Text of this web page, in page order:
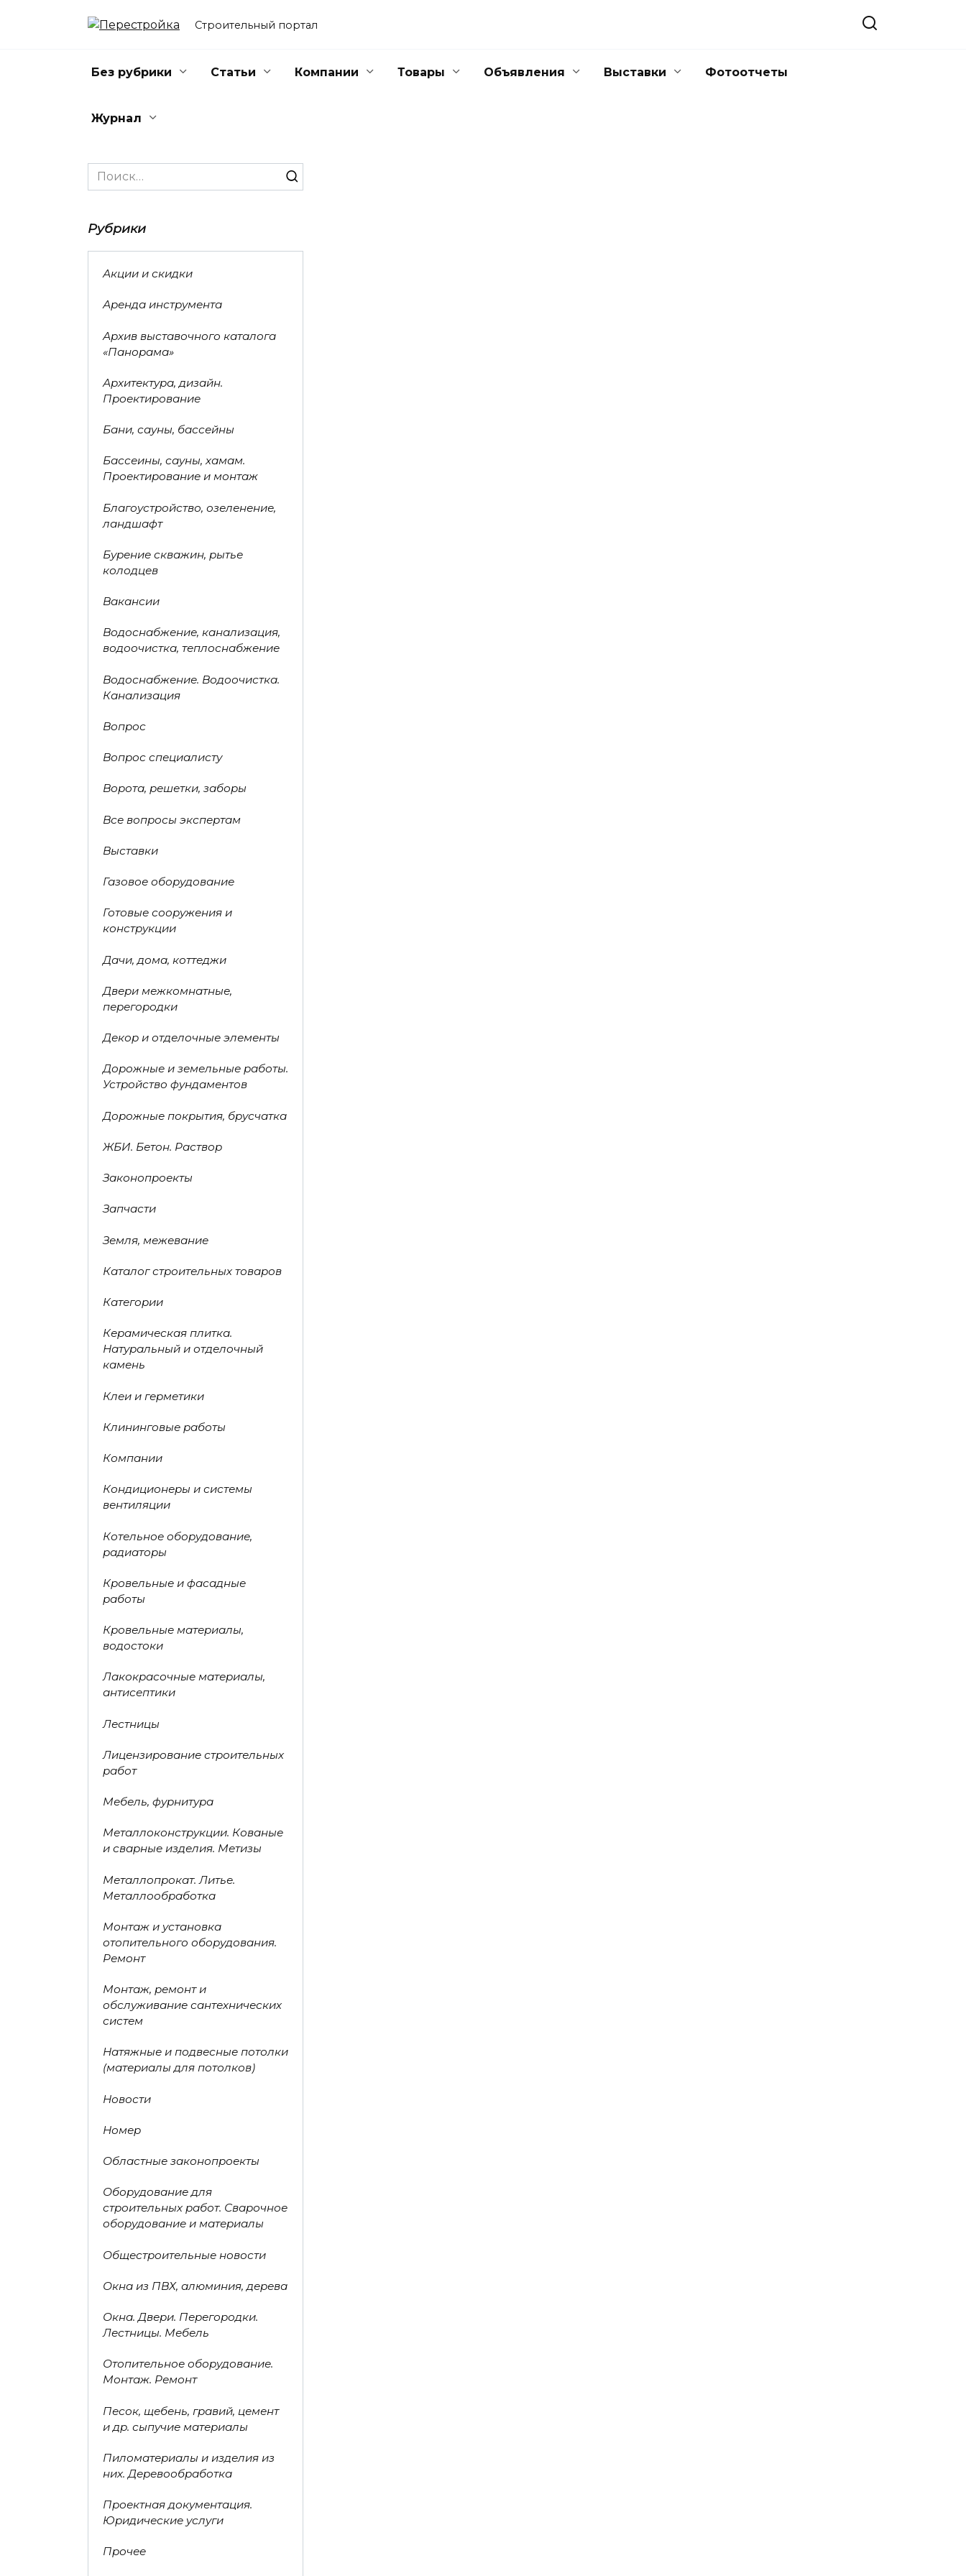
Строительный портал
Без рубрики Статьи Компании Товары Объявления Выставки Фотоотчеты
Журнал
Search
for:
Рубрики
Акции и скидки
Аренда инструмента
Архив выставочного каталога
«Панорама»
Архитектура, дизайн.
Проектирование
Бани, сауны, бассейны
Бассеины, сауны, хамам.
Проектирование и монтаж
Благоустройство, озеленение,
ландшафт
Бурение скважин, рытье
колодцев
Вакансии
Водоснабжение, канализация,
водоочистка, теплоснабжение
Водоснабжение. Водоочистка.
Канализация
Вопрос
Вопрос специалисту
Ворота, решетки, заборы
Все вопросы экспертам
Выставки
Газовое оборудование
Готовые сооружения и
конструкции
Дачи, дома, коттеджи
Двери межкомнатные,
перегородки
Декор и отделочные элементы
Дорожные и земельные работы.
Устройство фундаментов
Дорожные покрытия, брусчатка
ЖБИ. Бетон. Раствор
Законопроекты
Запчасти
Земля, межевание
Каталог строительных товаров
Категории
Керамическая плитка.
Натуральный и отделочный
камень
Клеи и герметики
Клининговые работы
Компании
Кондиционеры и системы
вентиляции
Котельное оборудование,
радиаторы
Кровельные и фасадные
работы
Кровельные материалы,
водостоки
Лакокрасочные материалы,
антисептики
Лестницы
Лицензирование строительных
работ
Мебель, фурнитура
Металлоконструкции. Кованые
и сварные изделия. Метизы
Металлопрокат. Литье.
Металлообработка
Монтаж и установка
отопительного оборудования.
Ремонт
Монтаж, ремонт и
обслуживание сантехнических
систем
Натяжные и подвесные потолки
(материалы для потолков)
Новости
Номер
Областные законопроекты
Оборудование для
строительных работ. Сварочное
оборудование и материалы
Общестроительные новости
Окна из ПВХ, алюминия, дерева
Окна. Двери. Перегородки.
Лестницы. Мебель
Отопительное оборудование.
Монтаж. Ремонт
Песок, щебень, гравий, цемент
и др. сыпучие материалы
Пиломатериалы и изделия из
них. Деревообработка
Проектная документация.
Юридические услуги
Прочее